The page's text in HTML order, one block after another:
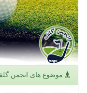
موضوع های انجمن